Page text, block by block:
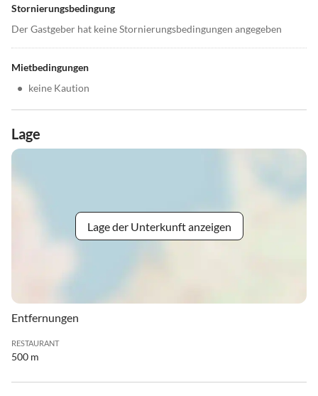
Stornierungsbedingung
Der Gastgeber hat keine Stornierungsbedingungen angegeben
Mietbedingungen
• keine Kaution
Lage
Lage der Unterkunft anzeigen
Entfernungen
RESTAURANT
500 m